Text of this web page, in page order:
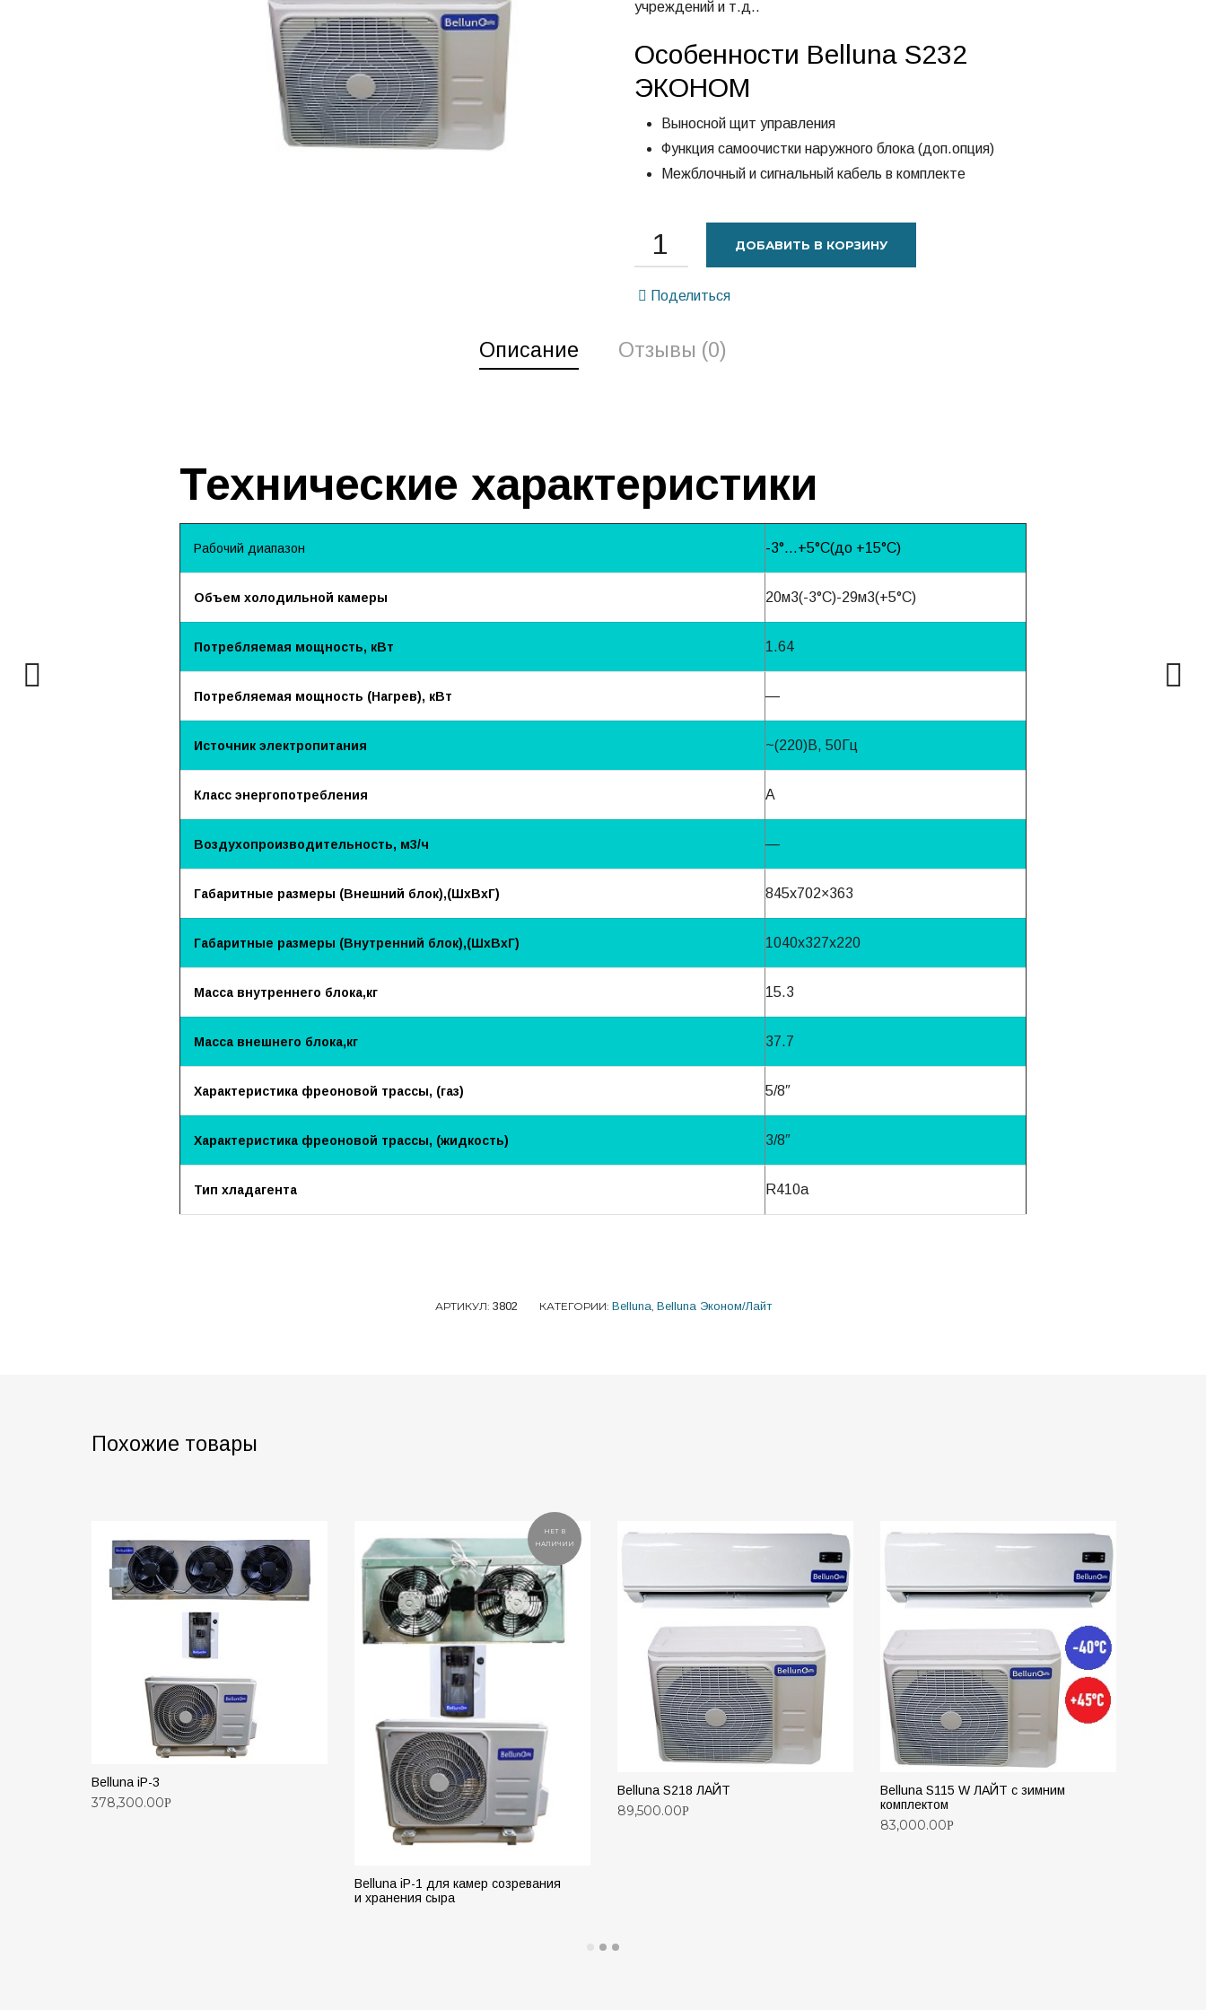
учреждений и т.д..
Особенности Belluna S232
ЭКОНОМ
Выносной щит управления
Функция самоочистки наружного блока (доп.опция)
Межблочный и сигнальный кабель в комплекте
ДОБАВИТЬ В КОРЗИНУ
Поделиться
Описание Отзывы (0)
Технические характеристики
Рабочий диапазон -3°…+5°С(до +15°С)
Объем холодильной камеры 20м3(-3°С)-29м3(+5°С)
Потребляемая мощность, кВт 1.64
Потребляемая мощность (Нагрев), кВт —
Источник электропитания ~(220)B, 50Гц
Класс энергопотребления A
Воздухопроизводительность, м3/ч —
Габаритные размеры (Внешний блок),(ШхВхГ) 845х702×363
Габаритные размеры (Внутренний блок),(ШхВхГ) 1040х327х220
Масса внутреннего блока,кг 15.3
Масса внешнего блока,кг 37.7
Характеристика фреоновой трассы, (газ) 5/8″
Характеристика фреоновой трассы, (жидкость) 3/8″
Тип хладагента R410a
АРТИКУЛ: 3802 КАТЕГОРИИ: Belluna, Belluna Эконом/Лайт
Похожие товары
Belluna iP-3
378,300.00Р
НЕТ В
НАЛИЧИИ
Belluna iP-1 для камер созревания
и хранения сыра
Belluna S218 ЛАЙТ
89,500.00Р
Belluna S115 W ЛАЙТ с зимним
комплектом
83,000.00Р